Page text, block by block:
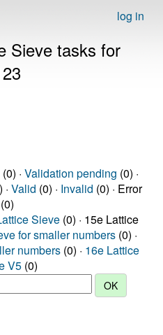
log in
Sieve tasks for
(0) · Validation pending (0) ·
Valid (0) · Invalid (0) · Error
(0)
Sieve (0) · 15e Lattice
for smaller numbers (0) ·
numbers (0) · 16e Lattice
V5 (0)